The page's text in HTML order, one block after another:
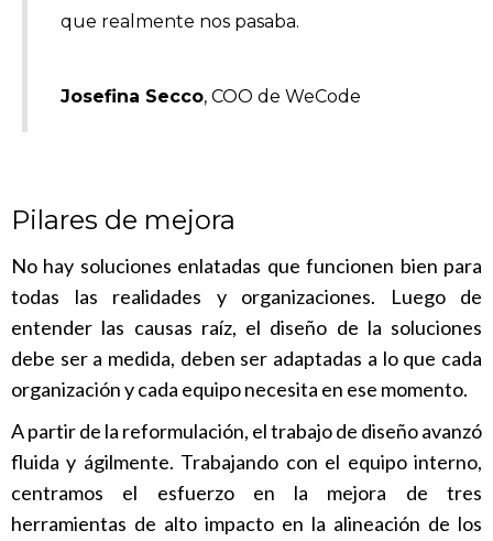
que realmente nos pasaba.
Josefina Secco, COO de WeCode
Pilares de mejora
No hay soluciones enlatadas que funcionen bien para
todas las realidades y organizaciones. Luego de
entender las causas raíz, el diseño de la soluciones
debe ser a medida, deben ser adaptadas a lo que cada
organización y cada equipo necesita en ese momento.
A partir de la reformulación, el trabajo de diseño avanzó
fluida y ágilmente. Trabajando con el equipo interno,
centramos el esfuerzo en la mejora de tres
herramientas de alto impacto en la alineación de los